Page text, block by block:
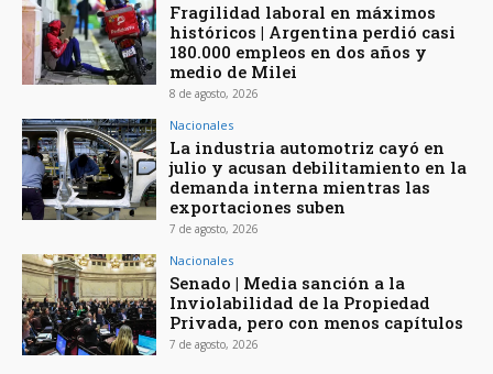
Fragilidad laboral en máximos
históricos | Argentina perdió casi
180.000 empleos en dos años y
medio de Milei
8 de agosto, 2026
Nacionales
La industria automotriz cayó en
julio y acusan debilitamiento en la
demanda interna mientras las
exportaciones suben
7 de agosto, 2026
Nacionales
Senado | Media sanción a la
Inviolabilidad de la Propiedad
Privada, pero con menos capítulos
7 de agosto, 2026